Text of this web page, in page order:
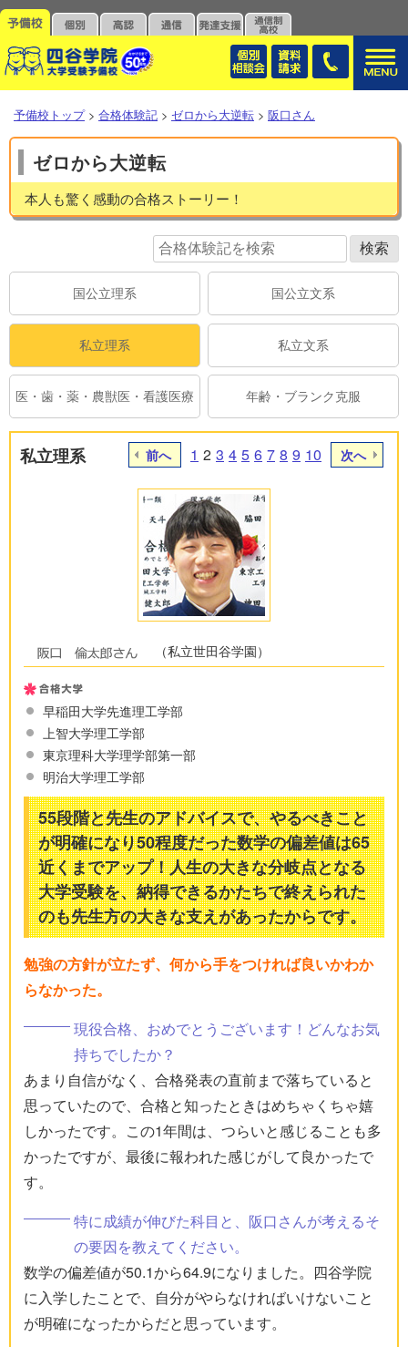
予備校トップ > 合格体験記 > ゼロから大逆転 > 阪口さん
ゼロから大逆転
本人も驚く感動の合格ストーリー！
国公立理系 国公立文系
私立理系 私立文系
医・歯・薬・農獣医・看護医療 年齢・ブランク克服
私立理系 前へ 1 2 3 4 5 6 7 8 9 10 次へ
（私立世田谷学園）
早稲田大学先進理工学部
上智大学理工学部
東京理科大学理学部第一部
明治大学理工学部
55段階と先生のアドバイスで、やるべきこと
が明確になり50程度だった数学の偏差値は65
近くまでアップ！人生の大きな分岐点となる
大学受験を、納得できるかたちで終えられた
のも先生方の大きな支えがあったからです。
勉強の方針が立たず、何から手をつければ良いかわか
らなかった。
現役合格、おめでとうございます！どんなお気
持ちでしたか？
あまり自信がなく、合格発表の直前まで落ちていると
思っていたので、合格と知ったときはめちゃくちゃ嬉
しかったです。この1年間は、つらいと感じることも多
かったですが、最後に報われた感じがして良かったで
す。
特に成績が伸びた科目と、阪口さんが考えるそ
の要因を教えてください。
数学の偏差値が50.1から64.9になりました。四谷学院
に入学したことで、自分がやらなければいけないこと
が明確になったからだと思っています。